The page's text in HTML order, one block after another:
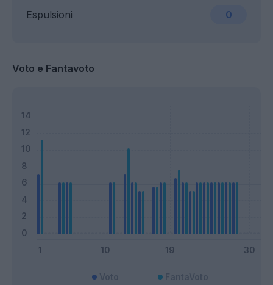
Espulsioni 0
Voto e Fantavoto